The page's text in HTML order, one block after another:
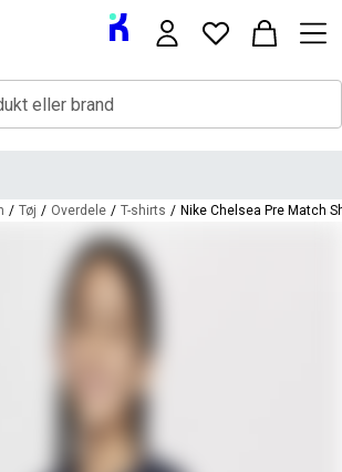
/ Tøj / Overdele / T-shirts / Nike Chelsea Pre Match